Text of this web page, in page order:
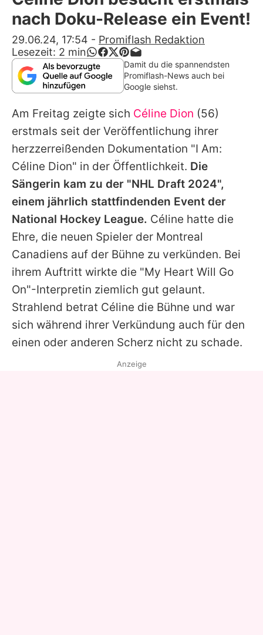
Alle Themen auf Promiflash
App runterladen
Team
Redaktionelle Richtlinien
Impressum
Datenschutzerklärung
Nutzungsbedingungen
Utiq verwalten
nach Doku-Release ein Event!
29.06.24, 17:54 - Promiflash Redaktion
Lesezeit: 2 min
Damit du die spannendsten
Promiflash-News auch bei
Google siehst.
Am Freitag zeigte sich Céline Dion (56)
erstmals seit der Veröffentlichung ihrer
herzzerreißenden Dokumentation "I Am:
Céline Dion" in der Öffentlichkeit. Die
Sängerin kam zu der "NHL Draft 2024",
einem jährlich stattfindenden Event der
National Hockey League. Céline hatte die
Ehre, die neuen Spieler der Montreal
Canadiens auf der Bühne zu verkünden. Bei
ihrem Auftritt wirkte die "My Heart Will Go
On"-Interpretin ziemlich gut gelaunt.
Strahlend betrat Céline die Bühne und war
sich während ihrer Verkündung auch für den
einen oder anderen Scherz nicht zu schade.
Anzeige